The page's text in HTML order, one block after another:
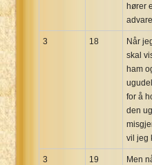
hører
3 18
Når
skal
ham
for å
den
vil jeg
3 19
Men